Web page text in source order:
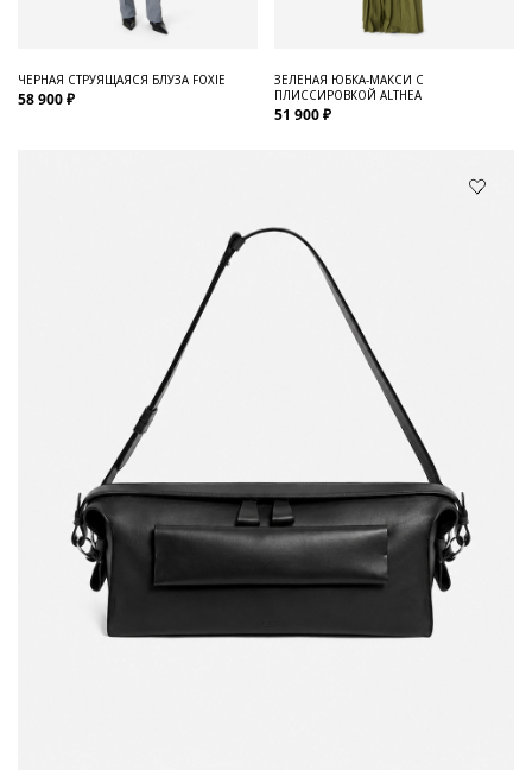
ЧЕРНАЯ СТРУЯЩАЯСЯ БЛУЗА FOXIE
58 900 ₽
ЗЕЛЕНАЯ ЮБКА-МАКСИ С
ПЛИССИРОВКОЙ ALTHEA
51 900 ₽